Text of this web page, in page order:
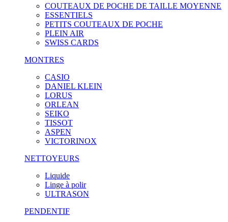
COUTEAUX DE POCHE DE TAILLE MOYENNE
ESSENTIELS
PETITS COUTEAUX DE POCHE
PLEIN AIR
SWISS CARDS
MONTRES
CASIO
DANIEL KLEIN
LORUS
ORLEAN
SEIKO
TISSOT
ASPEN
VICTORINOX
NETTOYEURS
Liquide
Linge à polir
ULTRASON
PENDENTIF